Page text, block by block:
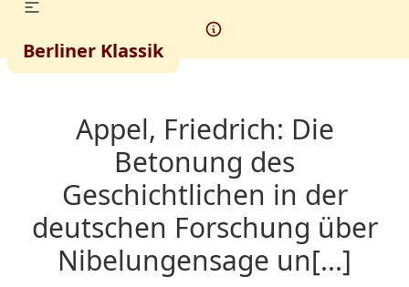
Berliner Klassik
Appel, Friedrich: Die
Betonung des
Geschichtlichen in der
deutschen Forschung über
Nibelungensage un[...]